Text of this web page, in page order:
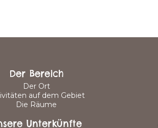
Der Bereich
Der Ort
auf dem Gebiet
Die Räume
Unterkünfte